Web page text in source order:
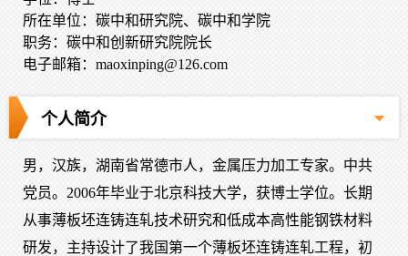
所在单位：碳中和研究院、碳中和学院
职务：碳中和创新研究院院长
电子邮箱： maoxinping@126.com
个人简介
男，汉族，湖南省常德市人，金属压力加工专家。中共
党员。2006年毕业于北京科技大学，获博士学位。长期
从事薄板坯连铸连轧技术研究和低成本高性能钢铁材料
研发，主持设计了我国第一个薄板坯连铸连轧工程，初